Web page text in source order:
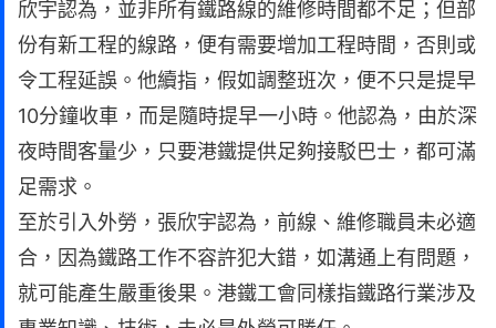
欣宇認為，並非所有鐵路線的維修時間都不足；但部
份有新工程的線路，便有需要增加工程時間，否則或
令工程延誤。他續指，假如調整班次，便不只是提早
10分鐘收車，而是隨時提早一小時。他認為，由於深
夜時間客量少，只要港鐵提供足夠接駁巴士，都可滿
足需求。
至於引入外勞，張欣宇認為，前線、維修職員未必適
合，因為鐵路工作不容許犯大錯，如溝通上有問題，
就可能產生嚴重後果。港鐵工會同樣指鐵路行業涉及